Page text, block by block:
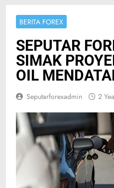
BERITA FOREX
SEPUTAR
SIMAK
OIL
Seputarforexadmin 2